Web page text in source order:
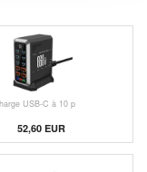
USB-C à 10 p
52,60 EUR